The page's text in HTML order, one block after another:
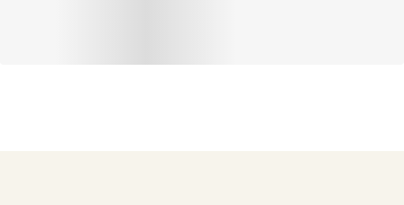
Ja, ich melde mich an
Ich bin gespannt